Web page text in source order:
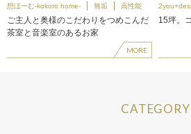
想ほーむ-kokoro home- 無垢 高性能
ご主人と奥様のこだわりをつめこんだ
茶室と音楽室のあるお家
MORE
15坪。
CATEGORY